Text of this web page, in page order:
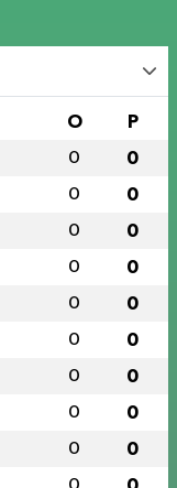
O P
0 0
0 0
0 0
0 0
0 0
0 0
0 0
0 0
0 0